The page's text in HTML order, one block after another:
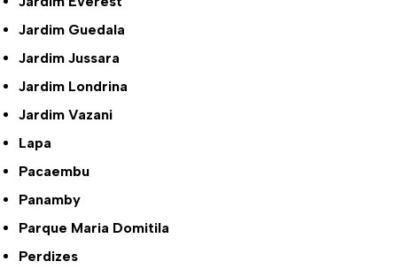
Jardim Guedala
Jardim Jussara
Jardim Londrina
Jardim Vazani
Lapa
Pacaembu
Panamby
Parque Maria Domitila
Perdizes